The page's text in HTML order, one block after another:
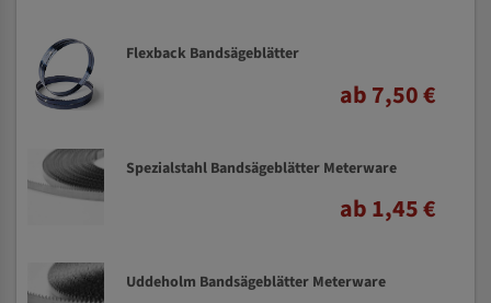
Flexback Bandsägeblätter
ab 7,50 €
Spezialstahl Bandsägeblätter Meterware
ab 1,45 €
Uddeholm Bandsägeblätter Meterware